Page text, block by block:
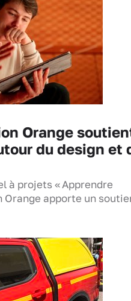
Orange
du design et
à projets « Apprendre
Orange apporte un